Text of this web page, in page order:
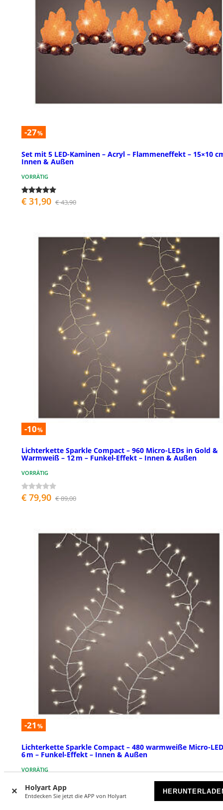
Holyart App
Entdecken Sie jetzt die APP von Holyart
-27%
Set mit 5 LED-Kaminen – Acryl – Flammeneffekt – 15×10
Innen & Außen
VORRÄTIG
€ 31,90 € 43,90
-10%
Lichterkette Sparkle Compact – 960 Micro-LEDs in Gold &
Warmweiß – 12 m – Funkel-Effekt – Innen & Außen
VORRÄTIG
€ 79,90 € 89,00
-21 %
Lichterkette Sparkle Compact – 480 warmweiße Micro-
6 m – Funkel-Effekt – Innen & Außen
VORRÄTIG
€ 38,90 € 49,00